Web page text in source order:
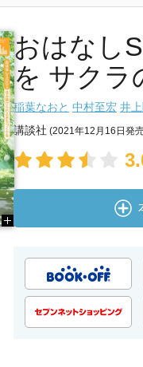
おはなし
を サクラ
稲葉なおと 中村至宏 井
講談社 (2021年12月16日発